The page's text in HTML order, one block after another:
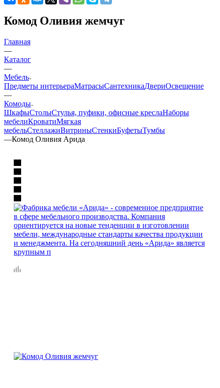
Комод Оливия жемчуг
Главная
—
Каталог
—
Мебель
Предметы интерьераМатрасыСантехникаДвериОсвещение
—
Комоды
ШкафыСтолыСтулья, пуфики, офисные креслаНаборы
мебелиКроватиМягкая
мебельСтеллажиВитриныСтенкиБуфетыТумбы
—Комод Оливия Арида